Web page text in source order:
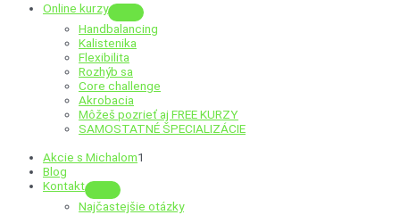
Online kurzy
Menu
Toggle
Handbalancing
Kalistenika
Flexibilita
Rozhýb sa
Core challenge
Akrobacia
Môžeš pozrieť ajFREE KURZY
SAMOSTATNÉ ŠPECIALIZÁCIE
Akcie s Michalom1
Blog
Kontakt
Menu
Toggle
Najčastejšie otázky